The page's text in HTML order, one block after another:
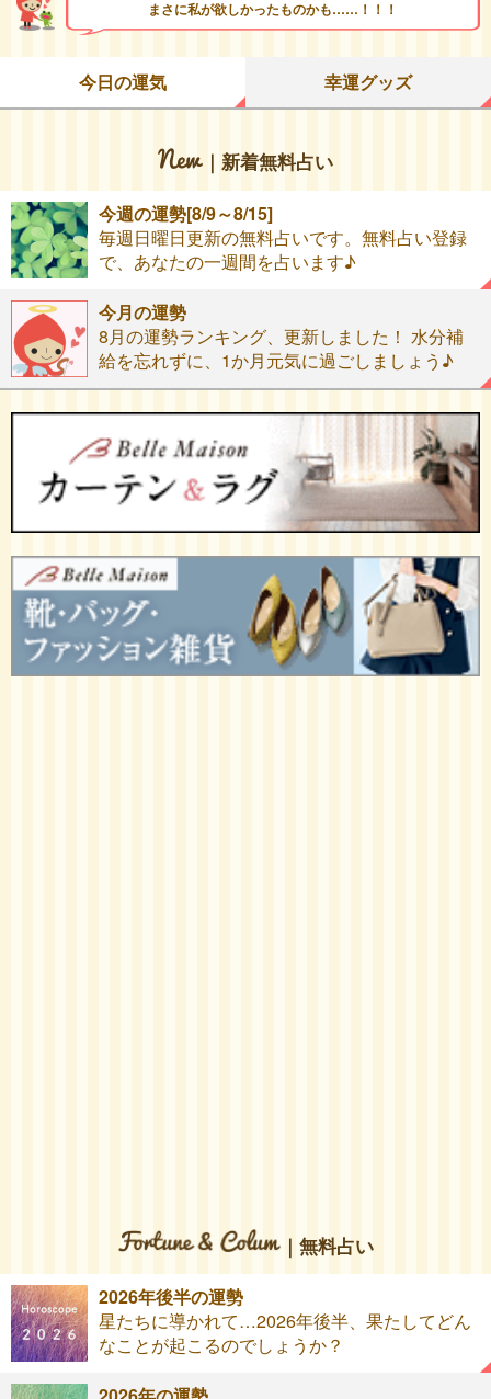
まさに私が欲しかったものかも……！！！
今日の運気 幸運グッズ
｜新着無料占い
今週の運勢[8/9～8/15]
毎週日曜日更新の無料占いです。無料占い登録
で、あなたの一週間を占います♪
今月の運勢
8月の運勢ランキング、更新しました！ 水分補
給を忘れずに、1か月元気に過ごしましょう♪
｜無料占い
2026年後半の運勢
星たちに導かれて…2026年後半、果たしてどん
なことが起こるのでしょうか？